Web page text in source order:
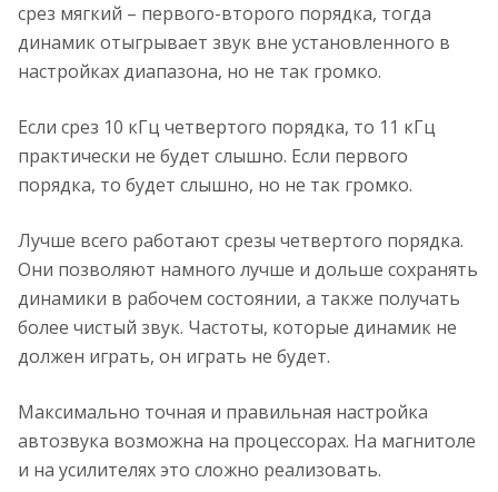
срез мягкий – первого-второго порядка, тогда
динамик отыгрывает звук вне установленного в
настройках диапазона, но не так громко.
Если срез 10 кГц четвертого порядка, то 11 кГц
практически не будет слышно. Если первого
порядка, то будет слышно, но не так громко.
Лучше всего работают срезы четвертого порядка.
Они позволяют намного лучше и дольше сохранять
динамики в рабочем состоянии, а также получать
более чистый звук. Частоты, которые динамик не
должен играть, он играть не будет.
Максимально точная и правильная настройка
автозвука возможна на процессорах. На магнитоле
и на усилителях это сложно реализовать.